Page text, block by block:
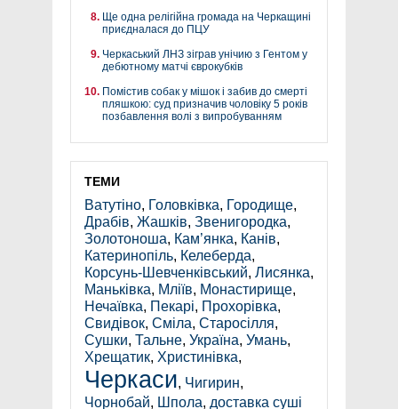
Ще одна релігійна громада на Черкащині
приєдналася до ПЦУ
Черкаський ЛНЗ зіграв унічию з Гентом у
дебютному матчі єврокубків
Помістив собак у мішок і забив до смерті
пляшкою: суд призначив чоловіку 5 років
позбавлення волі з випробуванням
ТЕМИ
Ватутіно, Головківка, Городище,
Драбів, Жашків, Звенигородка,
Золотоноша, Кам’янка, Канів,
Катеринопіль, Келеберда,
Корсунь-Шевченківський, Лисянка,
Маньківка, Мліїв, Монастирище,
Нечаївка, Пекарі, Прохорівка,
Свидівок, Сміла, Старосілля,
Сушки, Тальне, Україна, Умань,
Хрещатик, Христинівка,
Черкаси, Чигирин,
Чорнобай, Шпола, доставка суші